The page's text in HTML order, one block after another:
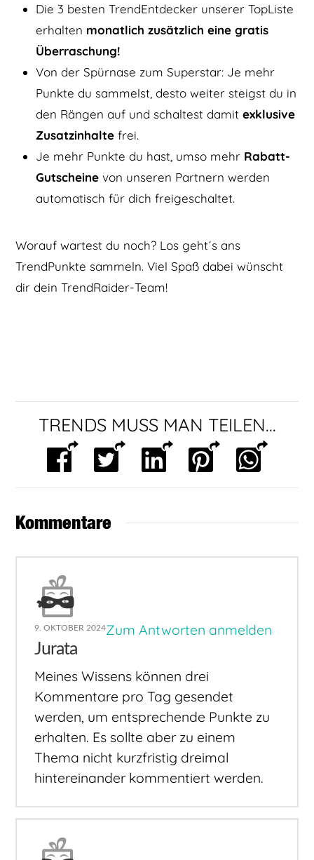
Die 3 besten TrendEntdecker unserer TopListe
erhalten monatlich zusätzlich eine gratis
Überraschung!
Von der Spürnase zum Superstar: Je mehr
Punkte du sammelst, desto weiter steigst du in
den Rängen auf und schaltest damit exklusive
Zusatzinhaltefrei.
Je mehr Punkte du hast, umso mehr Rabatt-
Gutscheinevon unseren Partnern werden
automatisch für dich freigeschaltet.
Worauf wartest du noch? Los geht´s ans
TrendPunkte sammeln. Viel Spaß dabei wünscht
dir dein TrendRaider-Team!
TRENDS MUSS MAN TEILEN...
Kommentare
9. OKTOBER 2024Zum Antworten anmelden
Jurata
Meines Wissens können drei
Kommentare pro Tag gesendet
werden, um entsprechende Punkte zu
erhalten. Es sollte aber zu einem
Thema nicht kurzfristig dreimal
hintereinander kommentiert werden.